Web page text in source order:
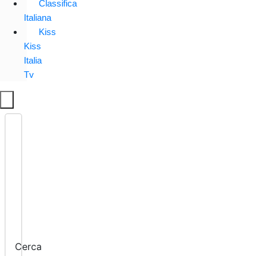
Classifica
Italiana
Kiss
Kiss
Italia
Tv
Cerca